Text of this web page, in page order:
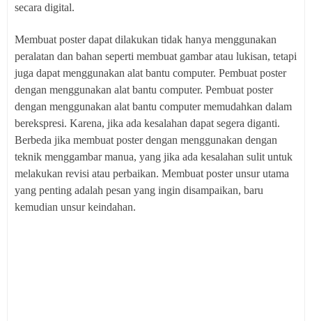
secara digital.
Membuat poster dapat dilakukan tidak hanya menggunakan
peralatan dan bahan seperti membuat gambar atau lukisan, tetapi
juga dapat menggunakan alat bantu computer. Pembuat poster
dengan menggunakan alat bantu computer. Pembuat poster
dengan menggunakan alat bantu computer memudahkan dalam
berekspresi. Karena, jika ada kesalahan dapat segera diganti.
Berbeda jika membuat poster dengan menggunakan dengan
teknik menggambar manua, yang jika ada kesalahan sulit untuk
melakukan revisi atau perbaikan. Membuat poster unsur utama
yang penting adalah pesan yang ingin disampaikan, baru
kemudian unsur keindahan.